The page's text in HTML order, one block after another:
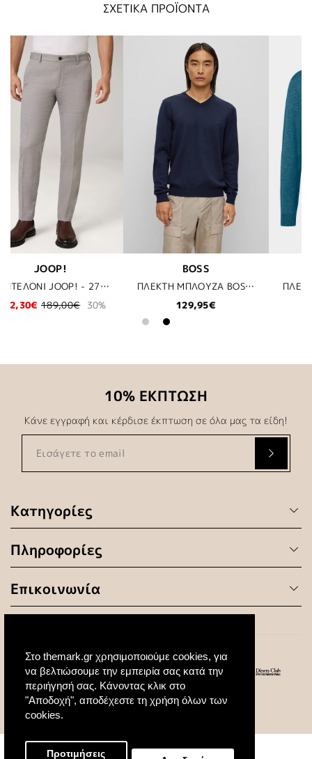
Στο themark.gr χρησιμοποιούμε cookies, για
να βελτιώσουμε την εμπειρία σας κατά την
περιήγησή σας. Κάνοντας κλικ στο
"Αποδοχή", αποδέχεστε τη χρήση όλων των
cookies.
Προτιμήσεις
ΣΧΕΤΙΚΑ ΠΡΟΪΟΝΤΑ
ΠΛΕΚΤH ΜΠΛΟΥΖΑ BOSS - 404 ΜΠΛΕ
ΠΛΕΚΤΗ ΜΠΛΟΥΖΑ BUGATTI - 470 ΜΠΛΕ
135,00€
314,30€
Κατηγορίες
Πληροφορίες
Επικοινωνία
10% ΕΚΠΤΩΣΗ
Κάνε εγγραφή και κέρδισε έκπτωση σε όλα μας τα είδη!
© 2020 All Rights Reserved. Created by